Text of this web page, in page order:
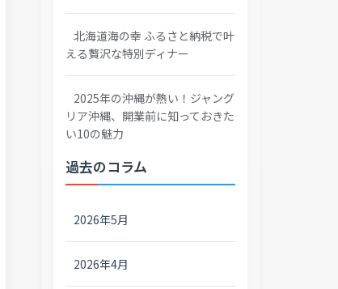
北海道海の幸 ふるさと納税で叶
える贅沢な特別ディナー
2025年の沖縄が熱い！ジャング
リア沖縄、開業前に知っておきた
い10の魅力
過去のコラム
2026年5月
2026年4月